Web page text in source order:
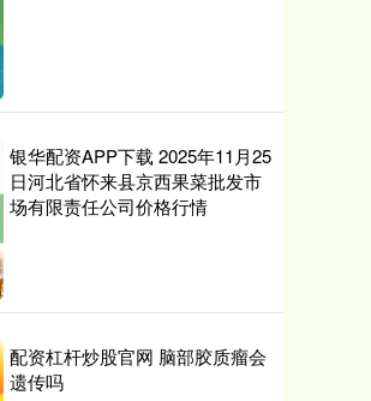
银华配资APP下载 2025年11月25
日河北省怀来县京西果菜批发市
场有限责任公司价格行情
配资杠杆炒股官网 脑部胶质瘤会
遗传吗